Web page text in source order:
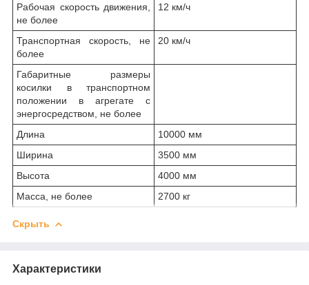
Рабочая скорость движения,
не более
12 км/ч
Транспортная скорость, не
более
20 км/ч
Габаритные размеры
косилки в транспортном
положении в агрегате с
энергосредством, не более
Длина
10000 мм
Ширина
3500 мм
Высота
4000 мм
Масса, не более
2700 кг
Скрыть
Характеристики